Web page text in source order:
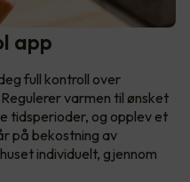
app
full kontroll over
varmen til ønsket
tidsperioder, og opplev et
på bekostning av
individuelt, gjennom